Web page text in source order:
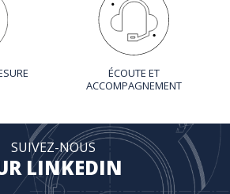
ÉCOUTE ET
ACCOMPAGNEMENT
SUIVEZ-NOUS
LINKEDIN